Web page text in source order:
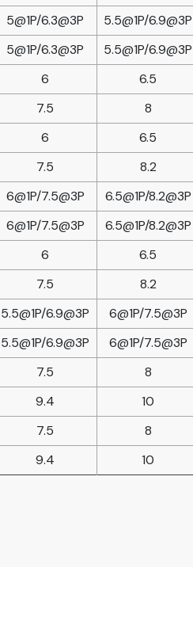
5@1P/6.3@3P 5.5@1P/6.9@3P
5@1P/6.3@3P 5.5@1P/6.9@3P
6 6.5
7.5 8
6 6.5
7.5 8.2
6@1P/7.5@3P 6.5@1P/8.2@3P
6@1P/7.5@3P 6.5@1P/8.2@3P
6 6.5
7.5 8.2
5.5@1P/6.9@3P 6@1P/7.5@3P
5.5@1P/6.9@3P 6@1P/7.5@3P
7.5 8
9.4 10
7.5 8
9.4 10